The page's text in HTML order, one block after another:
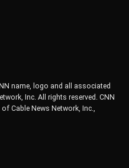
name, logo and all associated
Inc. All rights reserved. CNN
Cable News Network, Inc.,